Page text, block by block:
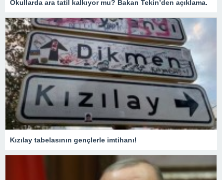
Okullarda ara tatil kalkıyor mu? Bakan Tekin’den açıklama.
Kızılay tabelasının gençlerle imtihanı!